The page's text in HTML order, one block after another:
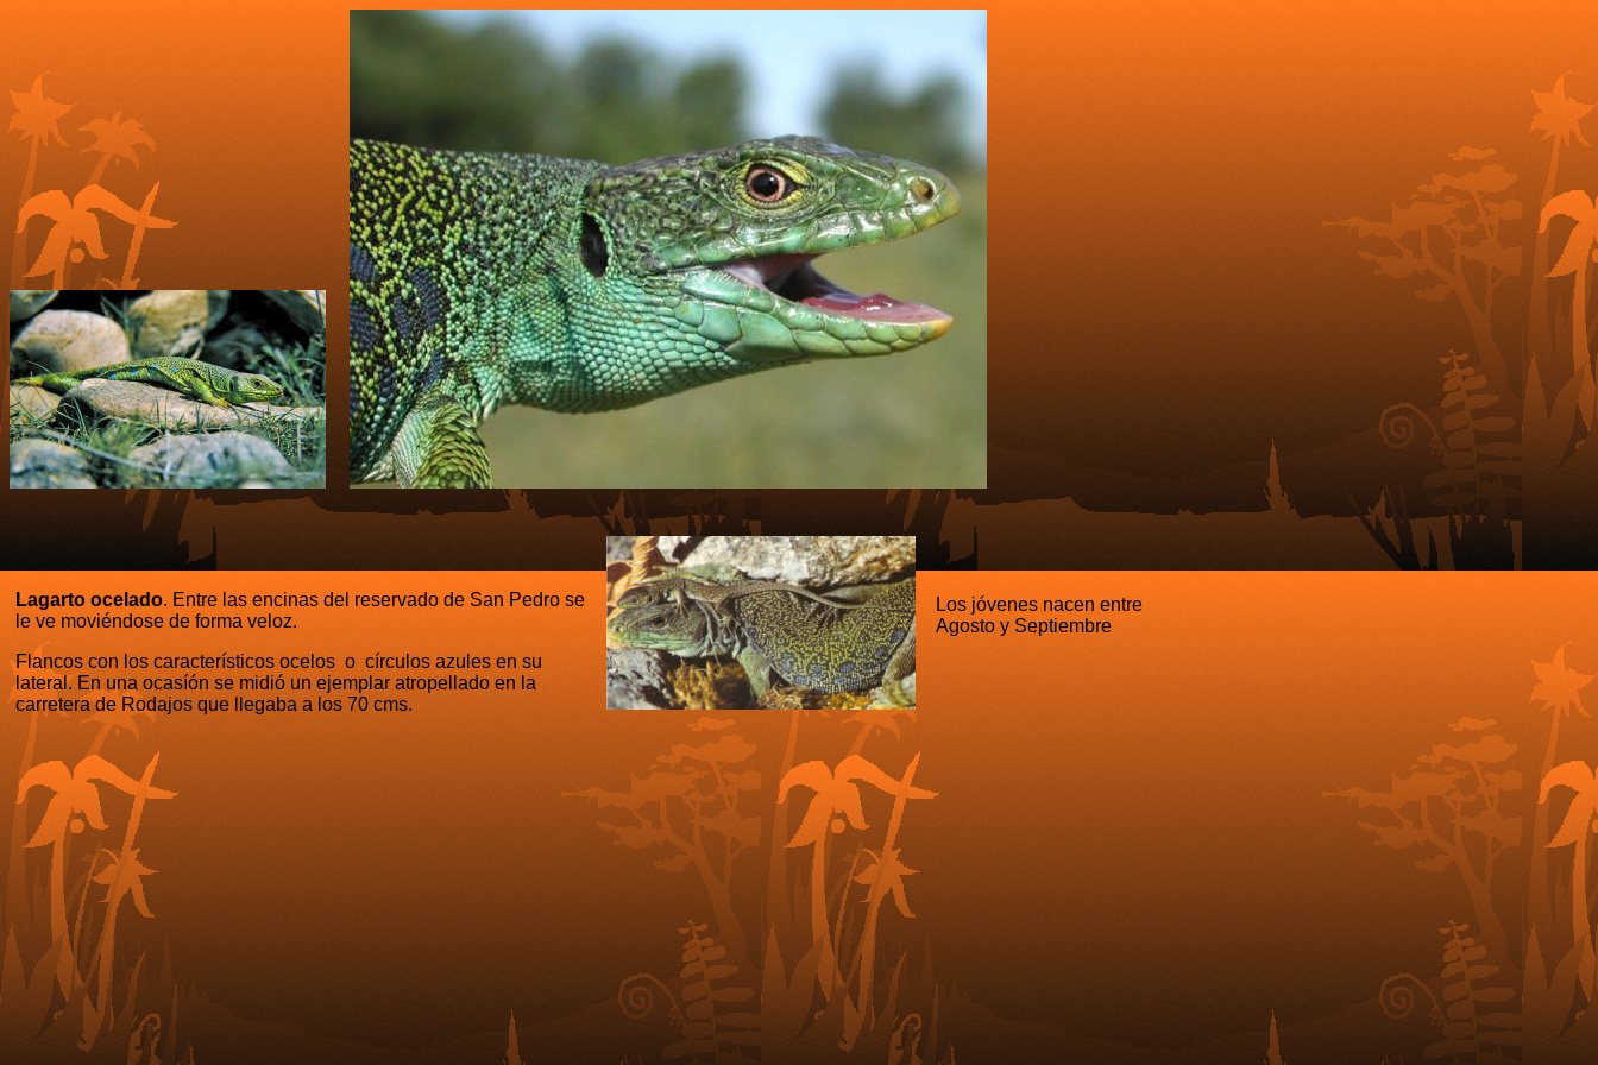
Los jóvenes nacen entre
Agosto y Septiembre
Lagarto ocelado. Entre las encinas del reservado de San Pedro se
le ve moviéndose de forma veloz.
Flancos con los característicos ocelos o círculos azules en su
lateral. En una ocasíón se midió un ejemplar atropellado en la
carretera de Rodajos que llegaba a los 70 cms.